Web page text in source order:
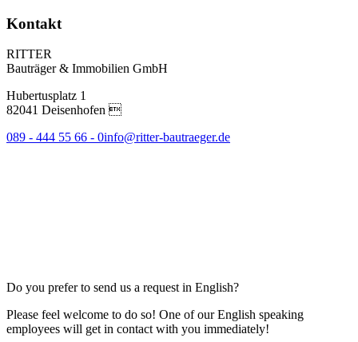
Kontakt
RITTER
Bauträger & Immobilien GmbH
Hubertusplatz 1
82041 Deisenhofen 
089 - 444 55 66 - 0info@ritter-bautraeger.de
Do you prefer to send us a request in English?
Please feel welcome to do so! One of our English speaking
employees will get in contact with you immediately!